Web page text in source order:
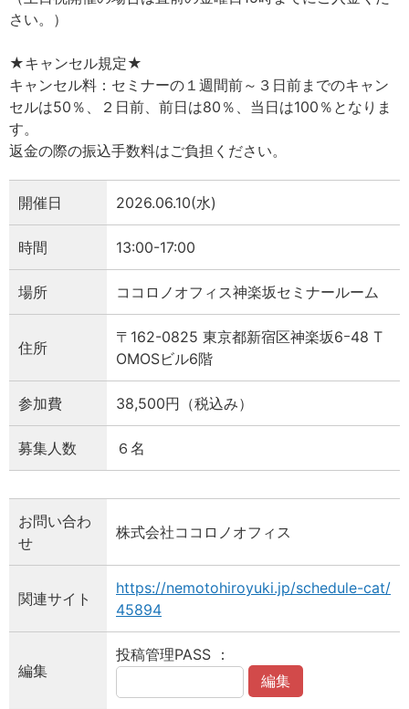
さい。）
★キャンセル規定★
キャンセル料：セミナーの１週間前～３日前までのキャン
セルは50％、２日前、前日は80％、当日は100％となりま
す。
返金の際の振込手数料はご負担ください。
開催日 2026.06.10(水)
時間 13:00-17:00
場所 ココロノオフィス神楽坂セミナールーム
住所
〒162-0825 東京都新宿区神楽坂6ｰ48 T
OMOSビル6階
参加費 38,500円（税込み）
募集人数 ６名
お問い合わ
せ
株式会社ココロノオフィス
関連サイト
https://nemotohiroyuki.jp/schedule-cat/
45894
編集
投稿管理PASS ：
編集